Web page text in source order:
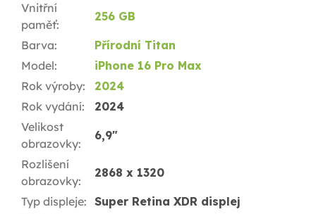
Vnitřní
paměť:
256 GB
Barva:
Přírodní Titan
Model:
iPhone 16 Pro Max
Rok výroby:
2024
Rok vydání:
2024
Velikost
obrazovky:
6,9"
Rozlišení
obrazovky:
2868 x 1320
Typ displeje: Super Retina XDR displej